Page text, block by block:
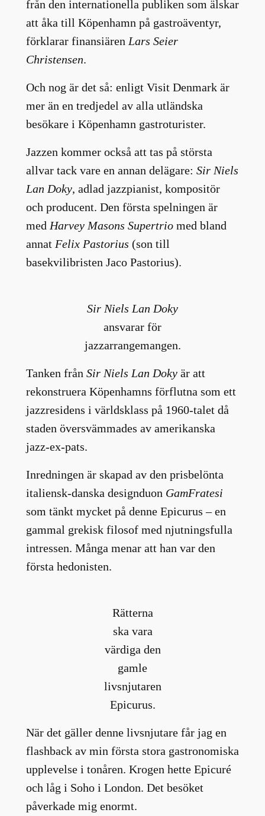
från den internationella publiken som älskar
att åka till Köpenhamn på gastroäventyr,
förklarar finansiären Lars Seier
Christensen.
Och nog är det så: enligt Visit Denmark är
mer än en tredjedel av alla utländska
besökare i Köpenhamn gastroturister.
Jazzen kommer också att tas på största
allvar tack vare en annan delägare: Sir Niels
Lan Doky, adlad jazzpianist, kompositör
och producent. Den första spelningen är
med Harvey Masons Supertriomed bland
annat Felix Pastorius (son till
basekvilibristen Jaco Pastorius).
Sir Niels Lan Doky
ansvarar för
jazzarrangemangen.
Tanken från Sir Niels Lan Dokyär att
rekonstruera Köpenhamns förflutna som ett
jazzresidens i världsklass på 1960-talet då
staden översvämmades av amerikanska
jazz-ex-pats.
Inredningen är skapad av den prisbelönta
italiensk-danska designduon GamFratesi
som tänkt mycket på denne Epicurus – en
gammal grekisk filosof med njutningsfulla
intressen. Många menar att han var den
första hedonisten.
Rätterna
ska vara
värdiga den
gamle
livsnjutaren
Epicurus.
När det gäller denne livsnjutare får jag en
flashback av min första stora gastronomiska
upplevelse i tonåren. Krogen hette Epicuré
och låg i Soho i London. Det besöket
påverkade mig enormt.